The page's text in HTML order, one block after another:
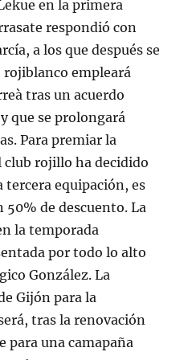
en la primera
respondió con
a los que después se
rojiblanco empleará
tras un acuerdo
que se prolongará
Para premiar la
club rojillo ha decidido
tercera equipación, es
50% de descuento. La
la temporada
por todo lo alto
González. La
Gijón para la
tras la renovación
para una camapaña